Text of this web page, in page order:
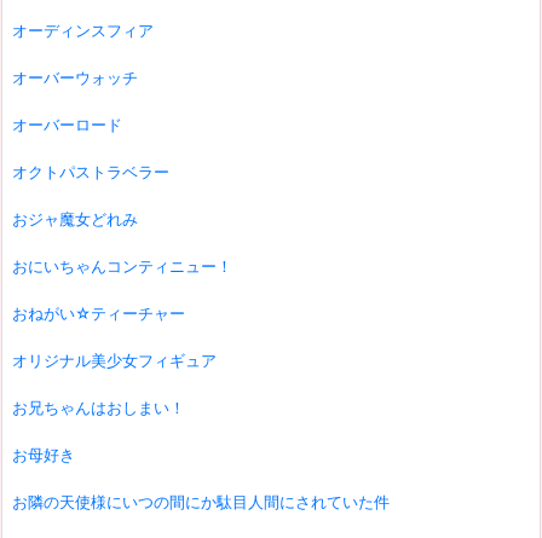
オーディンスフィア
オーバーウォッチ
オーバーロード
オクトパストラベラー
おジャ魔女どれみ
おにいちゃんコンティニュー！
おねがい☆ティーチャー
オリジナル美少女フィギュア
お兄ちゃんはおしまい！
お母好き
お隣の天使様にいつの間にか駄目人間にされていた件